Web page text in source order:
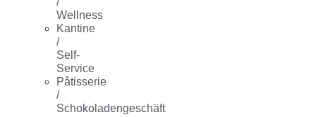
Wellness
Kantine
/
Self-
Service
Pâtisserie
/
Schokoladengeschäft